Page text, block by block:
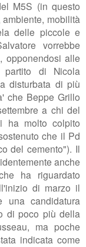
M5S (in questo
mobilità
delle piccole e
vorrebbe
opponendosi alle
partito di Nicola
disturbata di più
che Beppe Grillo
a chi del
ha molto colpito
che il Pd
del cemento"). Il
anche
ha riguardato
di marzo il
una candidatura
di poco più della
ma poche
indicata come